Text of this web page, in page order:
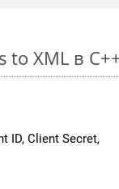
to XML в
ID, Client Secret,